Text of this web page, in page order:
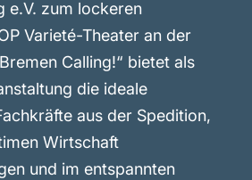
e.V. zum lockeren
Varieté-Theater an der
Calling!“ bietet als
die ideale
aus der Spedition,
Wirtschaft
und im entspannten